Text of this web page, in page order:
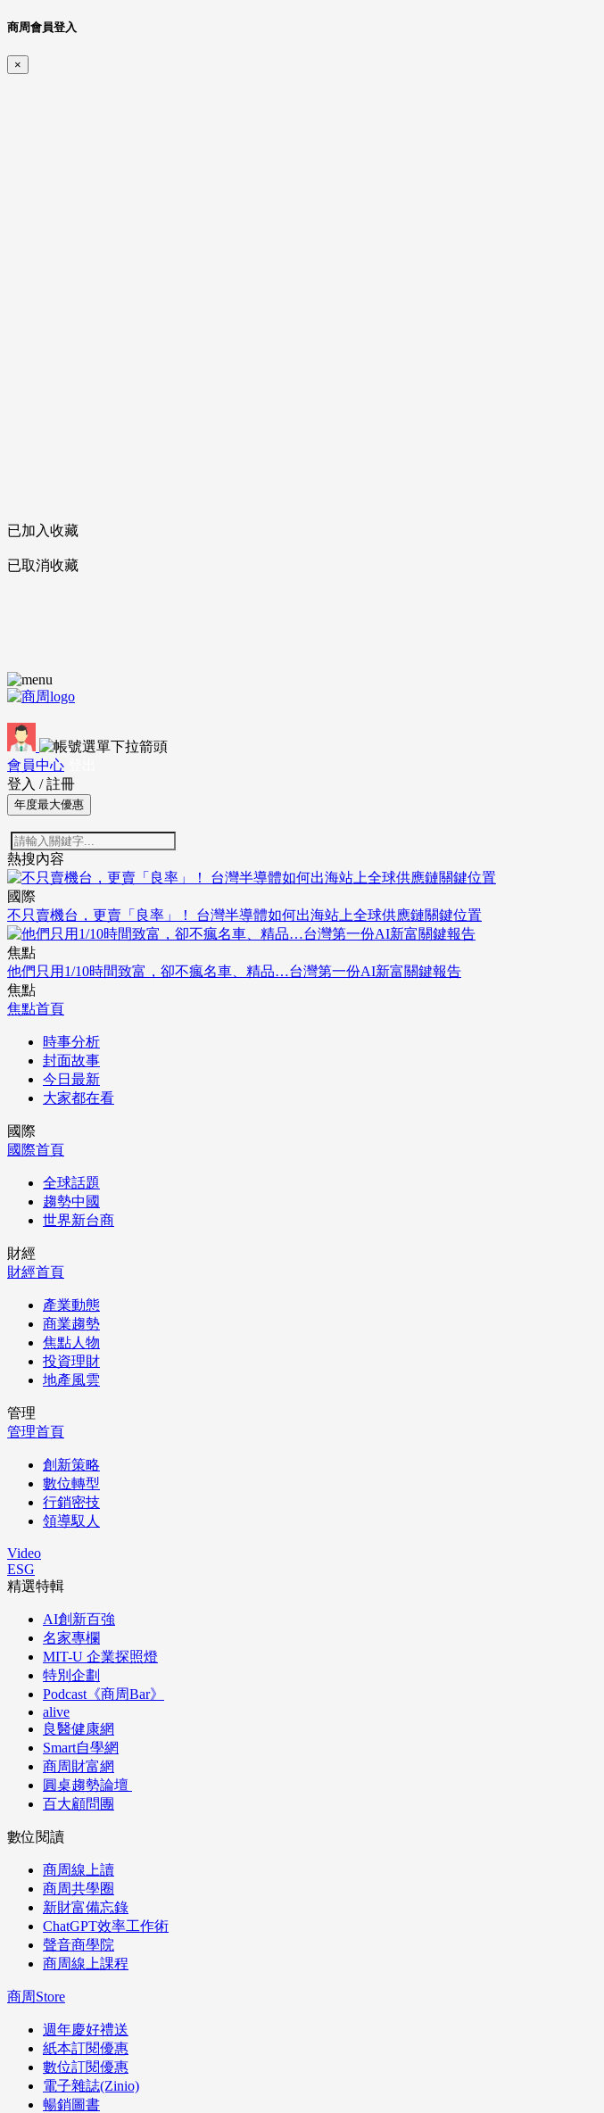
商周會員登入
×
已加入收藏
已取消收藏
會員中心
登入 / 註冊
年度最大優惠
熱搜內容
國際
不只賣機台，更賣「良率」！ 台灣半導體如何出海站上全球供應鏈關鍵位置
焦點
他們只用1/10時間致富，卻不瘋名車、精品…台灣第一份AI新富關鍵報告
焦點
焦點首頁
時事分析
封面故事
今日最新
大家都在看
國際
國際首頁
全球話題
趨勢中國
世界新台商
財經
財經首頁
產業動態
商業趨勢
焦點人物
投資理財
地產風雲
管理
管理首頁
創新策略
數位轉型
行銷密技
領導馭人
Video
ESG
精選特輯
AI創新百強
名家專欄
MIT-U 企業探照燈
特別企劃
Podcast《商周Bar》
alive
良醫健康網
Smart自學網
商周財富網
圓桌趨勢論壇
百大顧問團
數位閱讀
商周線上讀
商周共學圈
新財富備忘錄
ChatGPT效率工作術
聲音商學院
商周線上課程
商周Store
週年慶好禮送
紙本訂閱優惠
數位訂閱優惠
電子雜誌(Zinio)
暢銷圖書